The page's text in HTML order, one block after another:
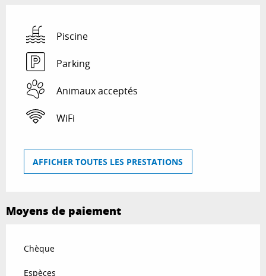
Piscine
Parking
Animaux acceptés
WiFi
AFFICHER TOUTES LES PRESTATIONS
Moyens de paiement
Chèque
Espèces